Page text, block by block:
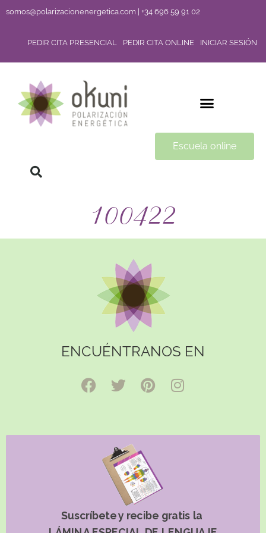
somos@polarizacionenergetica.com | +34 696 59 91 02
PEDIR CITA PRESENCIAL PEDIR CITA ONLINE INICIAR SESIÓN
Escuela online
100422
ENCUÉNTRANOS EN
Suscríbete y recibe gratis la